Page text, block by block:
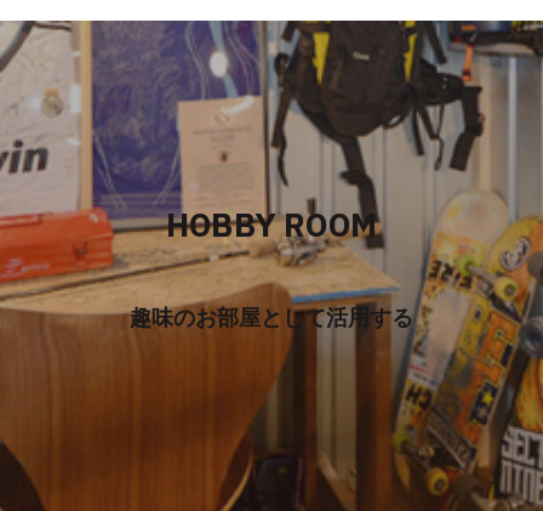
HOBBY ROOM
趣味のお部屋として活用する